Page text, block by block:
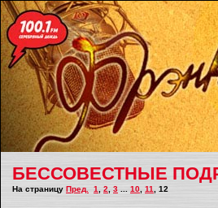
БЕССОВЕСТНЫЕ
На страницу Пред. 1 2 3 10 11 12